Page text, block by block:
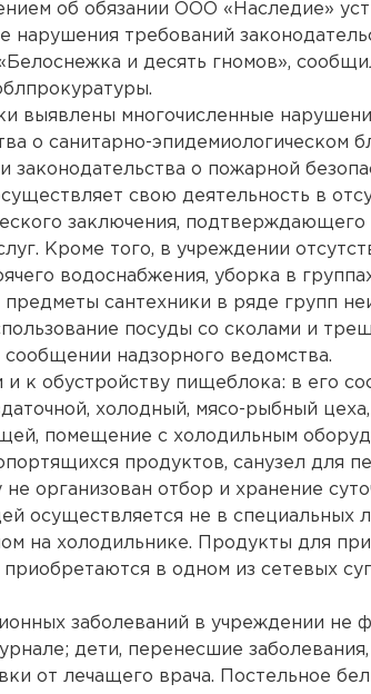
об обязании ООО «Наследие»
нарушения требований
и десять гномов»,
выявлены многочисленные
о санитарно-эпидемиологическом
законодательства о пожарной
свою деятельность в
заключения, подтверждающего
Кроме того, в учреждении
водоснабжения, уборка в
предметы сантехники в ряде групп
посуды со сколами и
надзорного ведомства.
и к обустройству пищеблока: в его
холодный, мясо-рыбный
помещение с холодильным
продуктов, санузел для
не организован отбор и хранение
осуществляется не в специальных
на холодильнике. Продукты для
приобретаются в одном из сетевых
заболеваний в учреждении не
дети, перенесшие
от лечащего врача. Постельное